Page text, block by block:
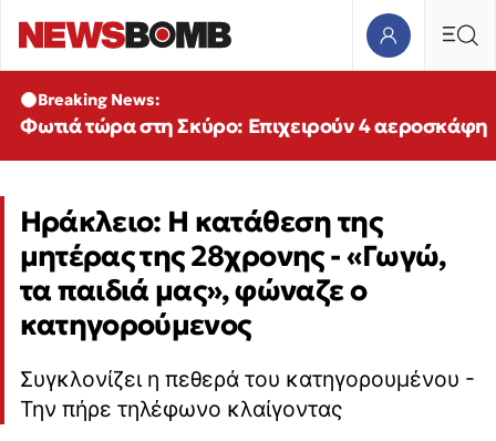
Breaking News:
Φωτιά τώρα στη Σκύρο: Επιχειρούν 4 αεροσκάφη
Ηράκλειο: Η κατάθεση της
μητέρας της 28χρονης - «Γωγώ,
τα παιδιά μας», φώναζε ο
κατηγορούμενος
Συγκλονίζει η πεθερά του κατηγορουμένου -
Την πήρε τηλέφωνο κλαίγοντας